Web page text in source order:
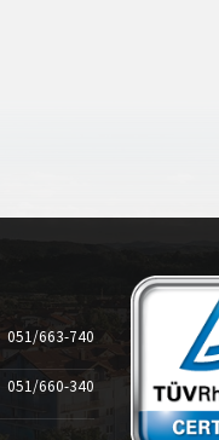
051/663-740
051/660-340